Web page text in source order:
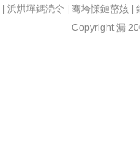
|浜烘墠鎷涜仒 |骞垮憡鏈嶅姟 |
Copyright 漏